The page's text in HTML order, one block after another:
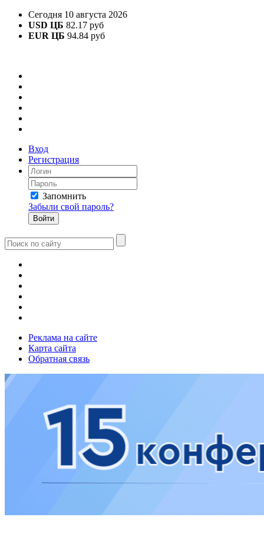
Сегодня 10 августа 2026
USD ЦБ 82.17 руб
EUR ЦБ 94.84 руб
Вход
Регистрация
Запомнить
Забыли свой пароль?
Реклама на сайте
Карта сайта
Обратная связь